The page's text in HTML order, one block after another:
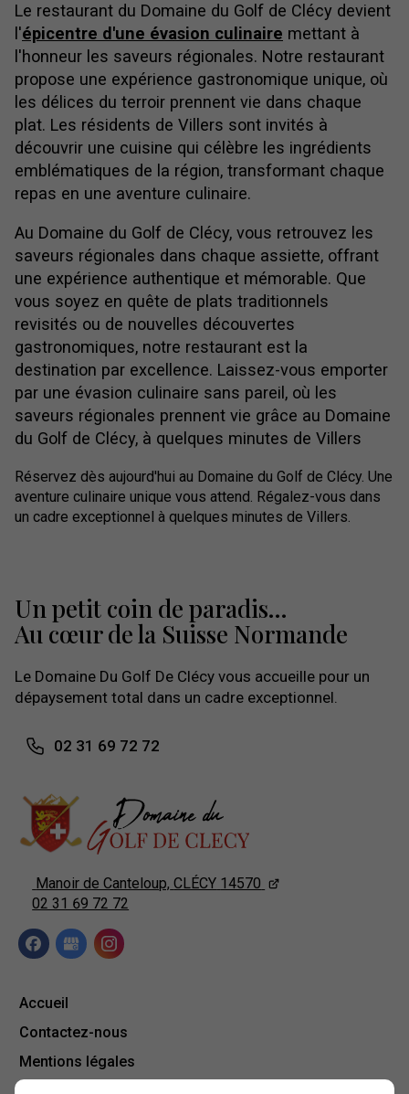
Le restaurant du Domaine du Golf de Clécy devient
l'épicentre d'une évasion culinaire mettant à
l'honneur les saveurs régionales. Notre restaurant
propose une expérience gastronomique unique, où
les délices du terroir prennent vie dans chaque
plat. Les résidents de Villers sont invités à
découvrir une cuisine qui célèbre les ingrédients
emblématiques de la région, transformant chaque
repas en une aventure culinaire.
Au Domaine du Golf de Clécy, vous retrouvez les
saveurs régionales dans chaque assiette, offrant
une expérience authentique et mémorable. Que
vous soyez en quête de plats traditionnels
revisités ou de nouvelles découvertes
gastronomiques, notre restaurant est la
destination par excellence. Laissez-vous emporter
par une évasion culinaire sans pareil, où les
saveurs régionales prennent vie grâce au Domaine
du Golf de Clécy, à quelques minutes de Villers
Réservez dès aujourd'hui au Domaine du Golf de Clécy. Une
aventure culinaire unique vous attend. Régalez-vous dans
un cadre exceptionnel à quelques minutes de Villers.
Manoir de Canteloup, CLÉCY 14570
02 31 69 72 72
Accueil
Contactez-nous
Mentions légales
Un petit coin de paradis...
Au cœur de la Suisse Normande
Le Domaine Du Golf De Clécy vous accueille pour un
dépaysement total dans un cadre exceptionnel.
02 31 69 72 72